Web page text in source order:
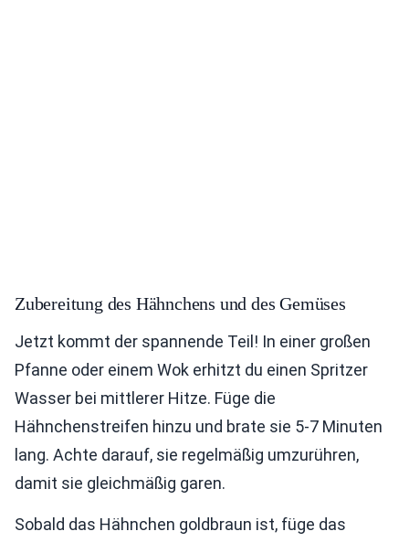
Zubereitung des Hähnchens und des Gemüses
Jetzt kommt der spannende Teil! In einer großen
Pfanne oder einem Wok erhitzt du einen Spritzer
Wasser bei mittlerer Hitze. Füge die
Hähnchenstreifen hinzu und brate sie 5-7 Minuten
lang. Achte darauf, sie regelmäßig umzurühren,
damit sie gleichmäßig garen.
Sobald das Hähnchen goldbraun ist, füge das